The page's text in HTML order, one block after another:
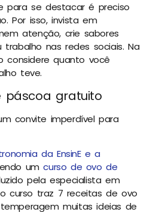
para se destacar é preciso
Por isso, invista em
atenção, crie sabores
nas redes sociais. Na
considere quanto você
teve.
páscoa gratuito
convite imperdível para
da EnsinE e a
umcurso de ovo de
pela especialista em
curso traz 7 receitas de ovo
muitas ideias de